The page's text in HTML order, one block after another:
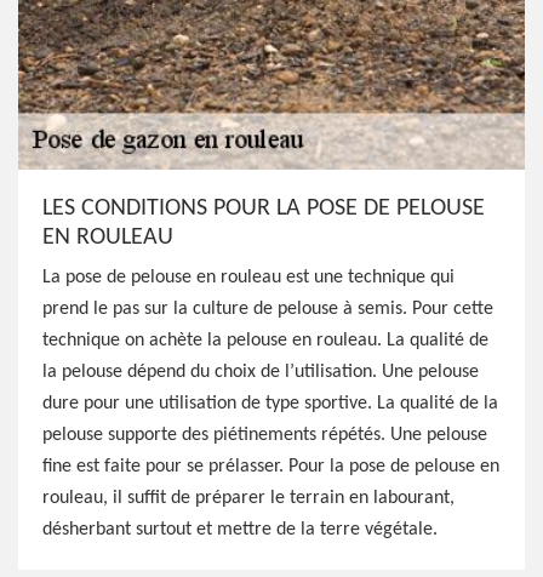
LES CONDITIONS POUR LA POSE DE PELOUSE
EN ROULEAU
La pose de pelouse en rouleau est une technique qui
prend le pas sur la culture de pelouse à semis. Pour cette
technique on achète la pelouse en rouleau. La qualité de
la pelouse dépend du choix de l’utilisation. Une pelouse
dure pour une utilisation de type sportive. La qualité de la
pelouse supporte des piétinements répétés. Une pelouse
fine est faite pour se prélasser. Pour la pose de pelouse en
rouleau, il suffit de préparer le terrain en labourant,
désherbant surtout et mettre de la terre végétale.